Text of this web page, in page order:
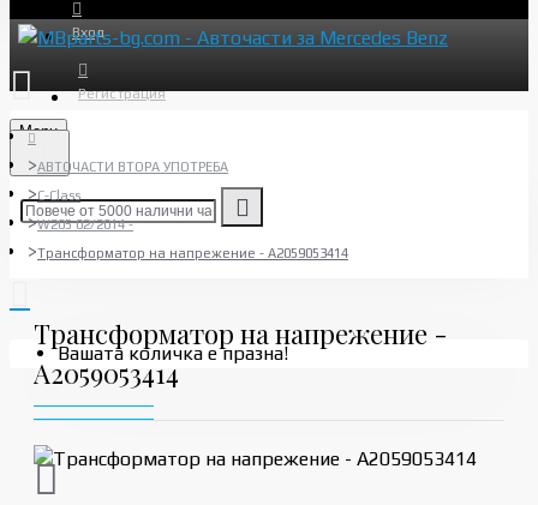
Вход
Регистрация
Menu
Вашата количка е празна!
АВТОЧАСТИ ВТОРА УПОТРЕБА
C-Class
W205 02/2014 -
Трансформатор на напрежение - A2059053414
Трансформатор на напрежение -
A2059053414